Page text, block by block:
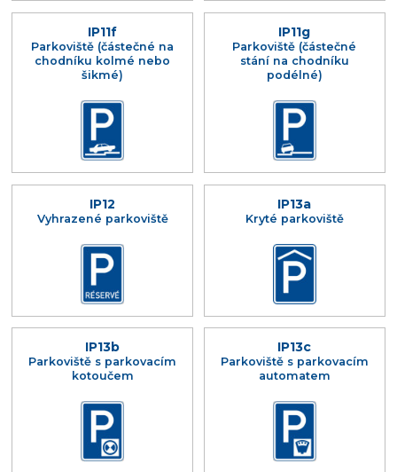
IP11f
Parkoviště (částečné na
chodníku kolmé nebo
šikmé)
IP11g
Parkoviště (částečné
stání na chodníku
podélné)
IP12
Vyhrazené parkoviště
IP13a
Kryté parkoviště
IP13b
Parkoviště s parkovacím
kotoučem
IP13c
Parkoviště s parkovacím
automatem